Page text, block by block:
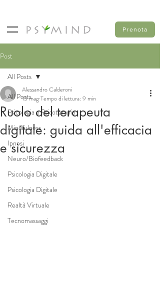
Prenota
Post
All Posts
Psicologia e Psicoterapia
Mindfulness
Ipnosi
Neuro/Biofeedback
Psicologia Digitale
Psicologia Digitale
Realtà Virtuale
Tecnomassaggi
All Posts
Ruolo del terapeuta
digitale: guida all'efficacia
e sicurezza
Alessandro Calderoni
13 mag Tempo di lettura: 9 min